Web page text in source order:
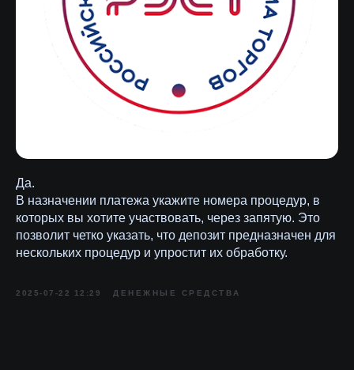
Да.
В назначении платежа укажите номера процедур, в
которых вы хотите участвовать, через запятую. Это
позволит четко указать, что депозит предназначен для
нескольких процедур и упростит их обработку.
2025-07-22 12:29 ДЕНЕЖНЫЕ СРЕДСТВА